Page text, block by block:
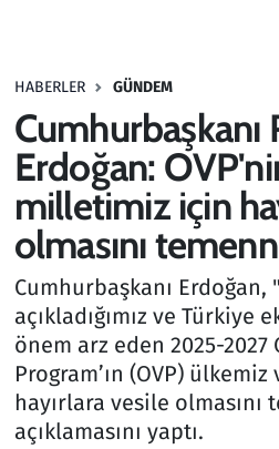
HABERLER GÜNDEM
Cumhurbaşkanı
Erdoğan:
milletimiz için
olmasını
Cumhurbaşkanı Erdoğan,
açıkladığımız ve
önem arz eden 2025-2027
Program’ın (OVP)
hayırlara vesile
açıklamasını yaptı.
Haber
Kültür Sanat
Kurumsal Haberler
Lezzet Durağı
Memur ve Kamu
Otomobil
Oyun